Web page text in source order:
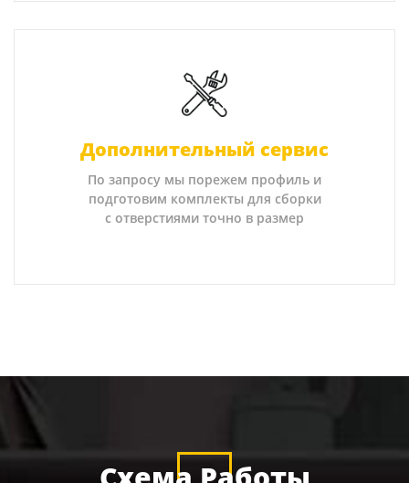
Дополнительный сервис
По запросу мы порежем профиль и
подготовим комплекты для сборки
с отверстиями точно в размер